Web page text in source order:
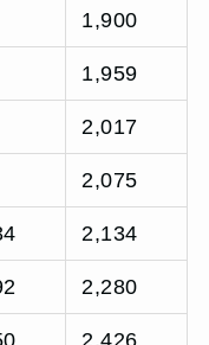
1,900
1,959
2,017
2,075
2,134
2,280
2,426